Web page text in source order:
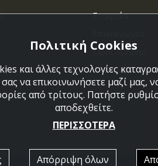
Εταιρεία
Όροι Χρήσης
Πολιτική
Πολιτική Cookies
και άλλες τεχνολογίες
να επικοινωνήσετε μαζί μας,
από τρίτους. Πατήστε
αποδεχθείτε.
ΠΕΡΙΣΣΟΤΕΡΑ
Απόρριψη όλων